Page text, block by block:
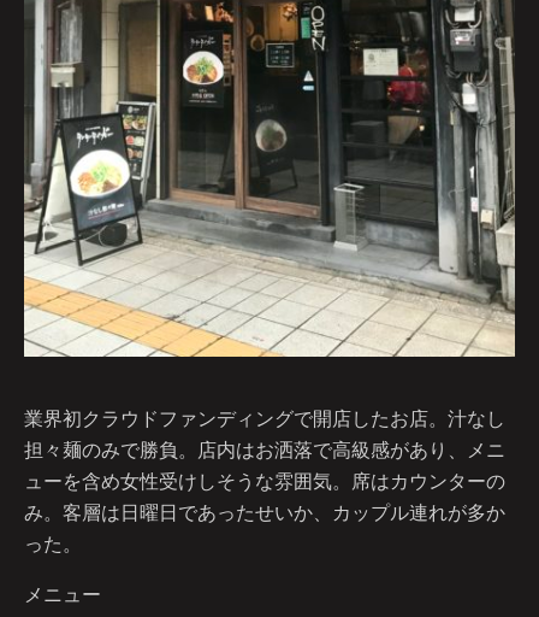
業界初クラウドファンディングで開店したお店。汁なし
担々麺のみで勝負。店内はお洒落で高級感があり、メニ
ューを含め女性受けしそうな雰囲気。席はカウンターの
み。客層は日曜日であったせいか、カップル連れが多か
った。
メニュー